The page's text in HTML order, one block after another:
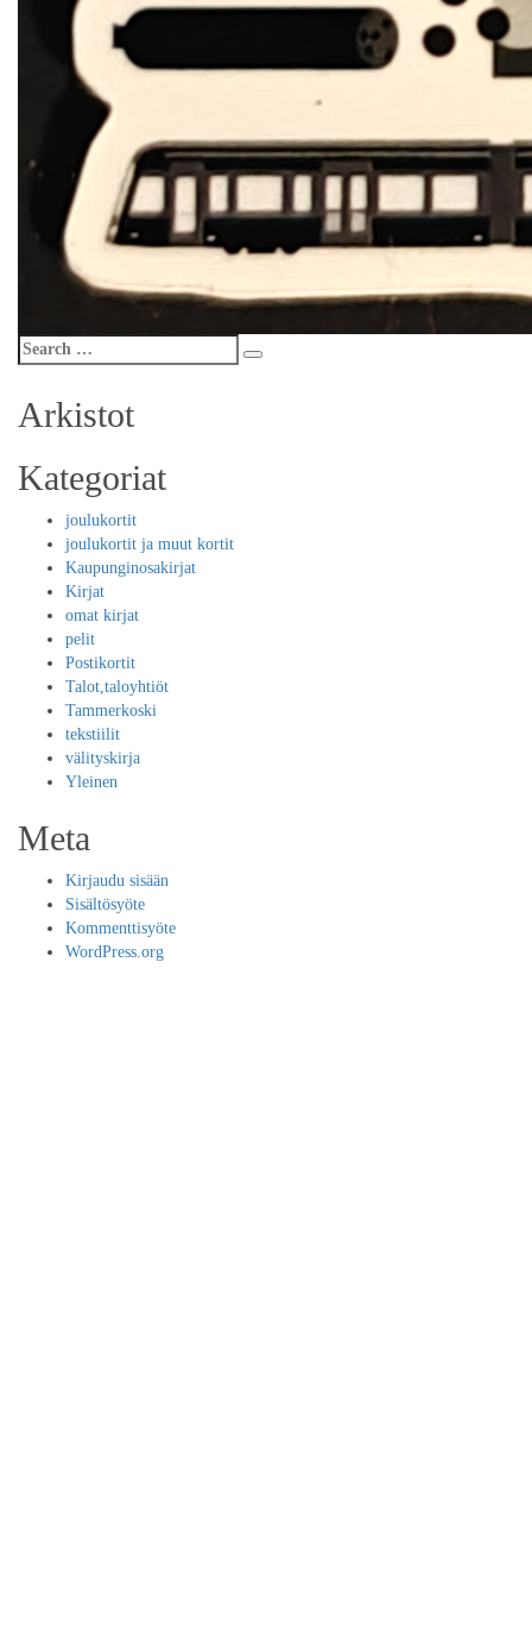
Search
for:
Search
Arkistot
Kategoriat
joulukortit
joulukortit ja muut kortit
Kaupunginosakirjat
Kirjat
omat kirjat
pelit
Postikortit
Talot,taloyhtiöt
Tammerkoski
tekstiilit
välityskirja
Yleinen
Meta
Kirjaudu sisään
Sisältösyöte
Kommenttisyöte
WordPress.org